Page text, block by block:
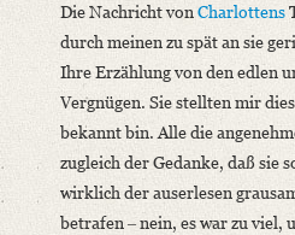
Manuscript
Provider: Dresden,
OAI Id: DE-1a-34336
Classification Number:
Number of Pages: 6S.
Format: 18,9 x 11,5 cm
Language
Die Nachricht vonCharlottens
durch meinen zu spät an sie
Ihre Erzählung von den edlen
Vergnügen. Sie stellten mir
bekannt bin. Alle die
zugleich der Gedanke, daß sie
wirklich der auserlesen
betrafen ‒ nein, es war zu viel,